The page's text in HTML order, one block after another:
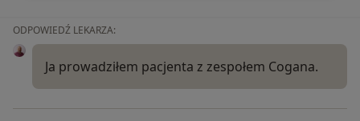
ODPOWIEDŹ LEKARZA:
Ja prowadziłem pacjenta z zespołem Cogana.